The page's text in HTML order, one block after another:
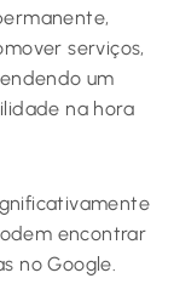
serviços,
um
na hora
encontrar
no Google.